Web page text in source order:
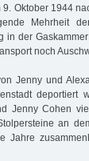
9. Oktober 1944
Mehrheit
in der
noch
Jenny und
deportiert
Jenny Cohen
an
Jahre